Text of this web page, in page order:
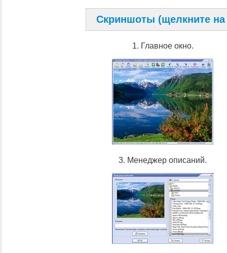
Скриншоты (щелкните
1. Главное окно.
3. Менеджер описаний.